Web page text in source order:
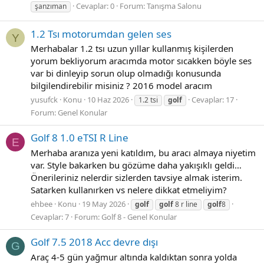
şanzıman Cevaplar: 0 Forum:Tanışma Salonu
Y 1.2 Tsı motorumdan gelen ses
Merhabalar 1.2 tsı uzun yıllar kullanmış kişilerden
yorum bekliyorum aracımda motor sıcakken böyle ses
var bi dinleyip sorun olup olmadığı konusunda
bilgilendirebilir misiniz ? 2016 model aracım
yusufck Konu 10 Haz 2026 1.2 tsi golf
Cevaplar: 17
Forum: Genel Konular
E Golf 8 1.0 eTSI R Line
Merhaba aranıza yeni katıldım, bu aracı almaya niyetim
var. Style bakarken bu gözüme daha yakışıklı geldi…
Önerileriniz nelerdir sizlerden tavsiye almak isterim.
Satarken kullanırken vs nelere dikkat etmeliyim?
ehbee Konu 19 May 2026 golf golf8 r line golf8
Cevaplar: 7 Forum: Golf 8 - Genel Konular
G Golf 7.5 2018 Acc devre dışı
Araç 4-5 gün yağmur altında kaldıktan sonra yolda